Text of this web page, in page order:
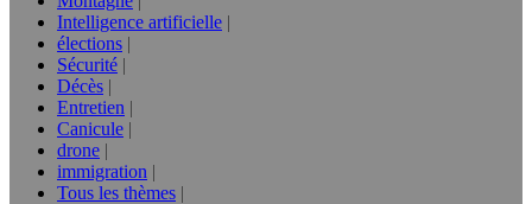
Intelligence artificielle
élections
Sécurité
Décès
Entretien
Canicule
drone
immigration
Tous les thèmes